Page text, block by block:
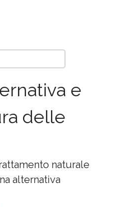
e
delle
naturale
alternativa